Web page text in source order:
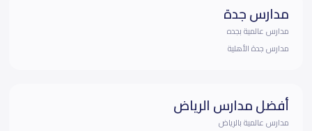
مدارس جدة
مدارس عالمية بجده
مدارس جدة الأهلية
أفضل مدارس الرياض
مدارس عالمية بالرياض